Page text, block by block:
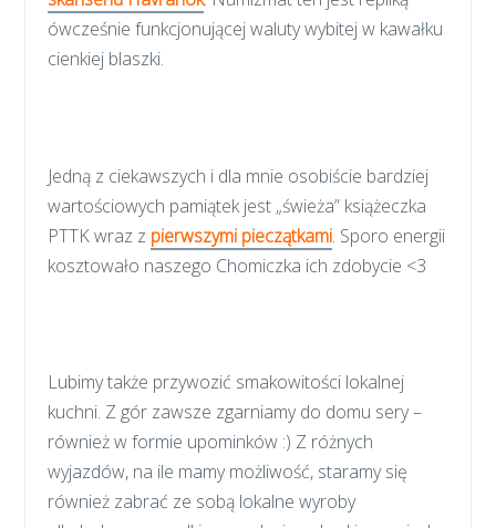
ówcześnie funkcjonującej waluty wybitej w kawałku
cienkiej blaszki.
Jedną z ciekawszych i dla mnie osobiście bardziej
wartościowych pamiątek jest „świeża” książeczka
PTTK wraz z pierwszymi pieczątkami. Sporo energii
kosztowało naszego Chomiczka ich zdobycie <3
Lubimy także przywozić smakowitości lokalnej
kuchni. Z gór zawsze zgarniamy do domu sery –
również w formie upominków :) Z różnych
wyjazdów, na ile mamy możliwość, staramy się
również zabrać ze sobą lokalne wyroby